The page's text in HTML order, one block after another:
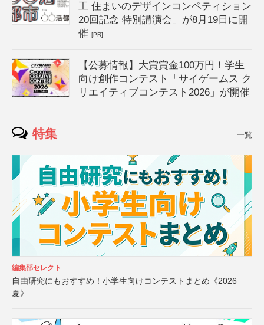
工 住まいのデザインコンペティション
20回記念 特別講演会」が8月19日に開
催[PR]
【公募情報】大賞賞金100万円！学生
向け創作コンテスト「サイゲームス ク
リエイティブコンテスト2026」が開催
特集 一覧
編集部セレクト
自由研究にもおすすめ！小学生向けコンテストまとめ《2026
夏》